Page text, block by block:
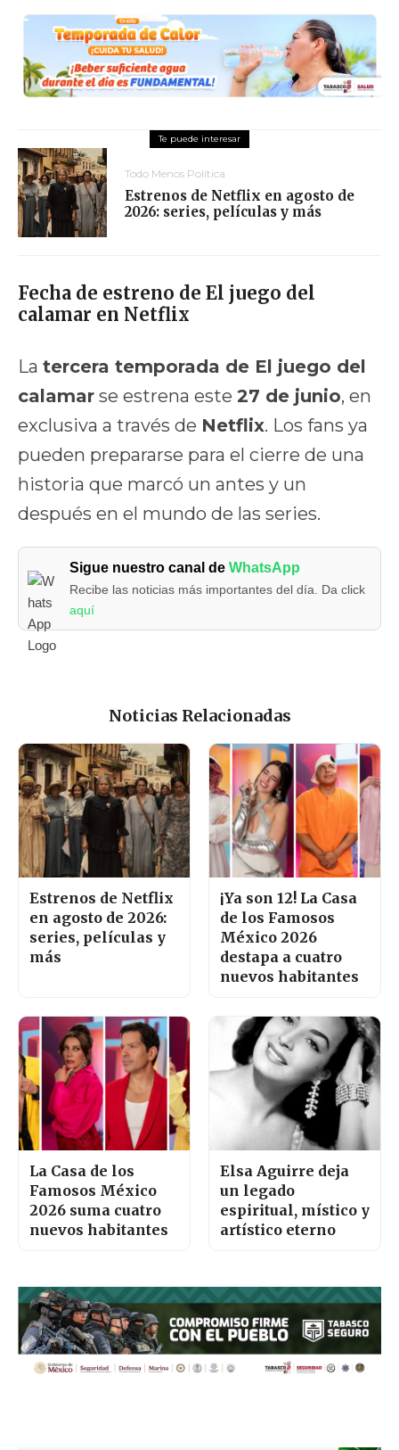
Todo Menos Política
Estrenos de Netflix en agosto de
2026: series, películas y más
Fecha de estreno de El juego del
calamar en Netflix
La tercera temporada de El juego del
calamar se estrena este 27 de junio, en
exclusiva a través de Netflix. Los fans ya
pueden prepararse para el cierre de una
historia que marcó un antes y un
después en el mundo de las series.
Sigue nuestro canal deWhatsApp
Recibe las noticias más importantes del día. Da click
aquí
Noticias Relacionadas
Estrenos de Netflix
en agosto de 2026:
series, películas y
más
¡Ya son 12! La Casa
de los Famosos
México 2026
destapa a cuatro
nuevos habitantes
La Casa de los
Famosos México
2026 suma cuatro
nuevos habitantes
Elsa Aguirre deja
un legado
espiritual, místico y
artístico eterno